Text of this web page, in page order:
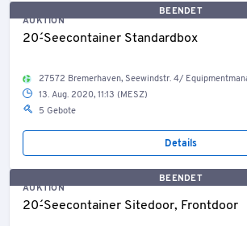
BEENDET
AUKTION
20´-Seecontainer Standardbox
27572 Bremerhaven, Seewindstr. 4/ Equipmentmanagement Bestand
13. Aug. 2020, 11:13 (MESZ)
5 Gebote
Details
BEENDET
AUKTION
20´-Seecontainer Sitedoor, Frontdoor